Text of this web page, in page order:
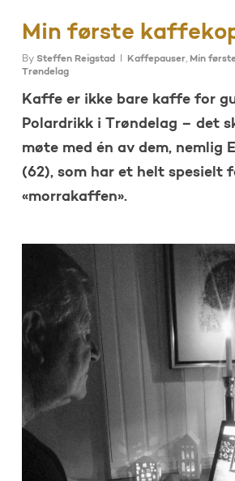
Min første
By Steffen Reigstad Kaffepauser, Min
Trøndelag
Kaffe er ikke bare kaffe for
Polardrikk i Trøndelag – det
møte med én av dem, nemlig
(62), som har et helt spesielt
«morrakaffen».